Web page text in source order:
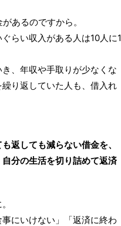
あるのですから。
らい収入がある人は10人に1
、年収や手取りが少なくな
り返していた人も、借入れ
返しても減らない借金を、
分の生活を切り詰めて返済
にいけない」「返済に終わ